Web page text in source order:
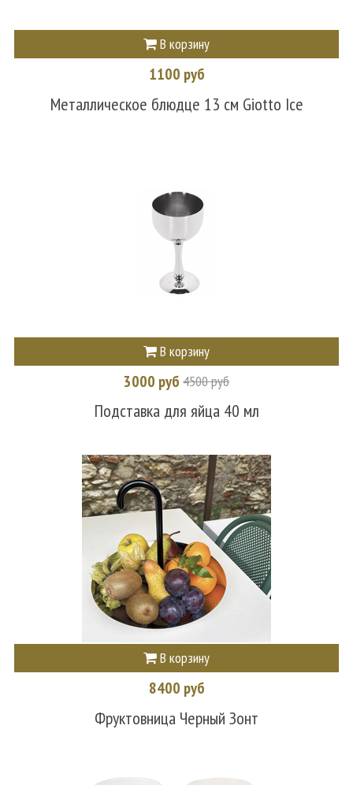
В корзину
1100 руб
Металлическое блюдце 13 см Giotto Ice
В корзину
3000 руб 4500 руб
Подставка для яйца 40 мл
В корзину
8400 руб
Фруктовница Черный Зонт